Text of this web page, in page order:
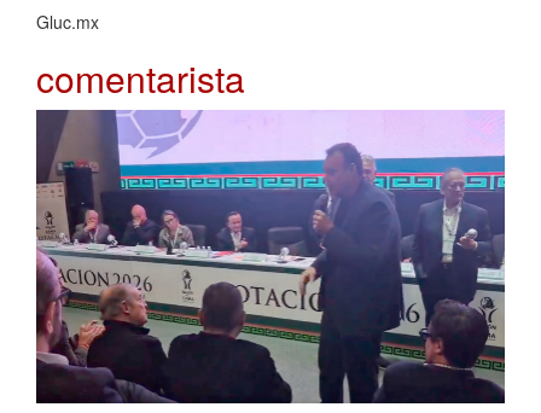
Gluc.mx
comentarista